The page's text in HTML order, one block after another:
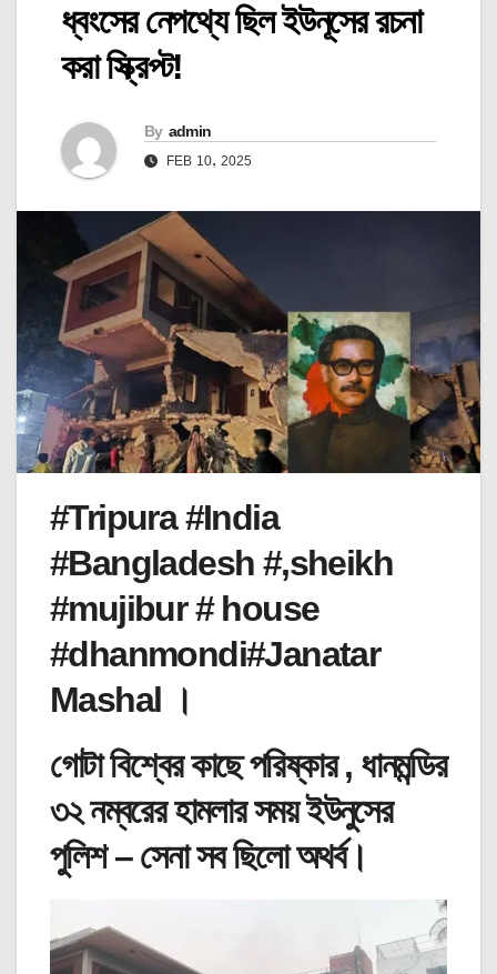
ধ্বংসের নেপথ্যে ছিল ইউনূসের রচনা
করা স্ক্রিপ্ট!
By admin
FEB 10, 2025
#Tripura #India
#Bangladesh #,sheikh
#mujibur # house
#dhanmondi#Janatar
Mashal ।
গোটা বিশ্বের কাছে পরিষ্কার , ধানমন্ডির
৩২ নম্বরের হামলার সময় ইউনুসের
পুলিশ – সেনা সব ছিলো অথর্ব।